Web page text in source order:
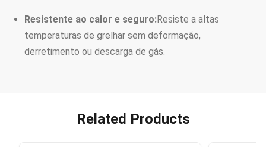
Resistente ao calor e seguro:Resiste a altas
temperaturas de grelhar sem deformação,
derretimento ou descarga de gás.
Related Products